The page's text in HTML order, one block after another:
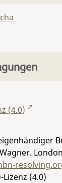
(4.0)
Lizenz (4.0)